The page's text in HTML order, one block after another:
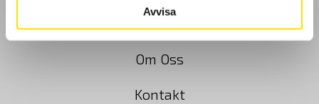
Avvisa
Om Oss
Kontakt